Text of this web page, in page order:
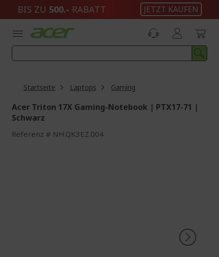
BIS ZU 500.- RABATT JETZT KAUFEN
Startseite Laptops Gaming
Acer Triton 17X Gaming-Notebook | PTX17-71 |
Schwarz
Referenz NH.QK3EZ.004